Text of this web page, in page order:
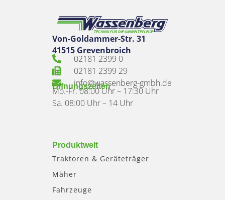
Von-Goldammer-Str. 31
41515 Grevenbroich
02181 2399 0
02181 2399 29
info@wassenberg-gmbh.de
Öffnungszeiten
Mo.-Fr. 08:00 Uhr – 17:30 Uhr
Sa. 08:00 Uhr – 14 Uhr
Produktwelt
Traktoren & Geräteträger
Mäher
Fahrzeuge